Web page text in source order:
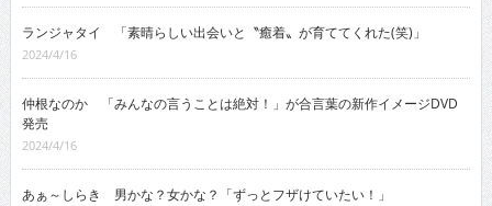
ランジャタイ 「素晴らしい出会いと〝癒着〟が育ててくれた(笑)」
2024/4/16
仲根なのか 「みんなの言うことは絶対！」が合言葉の新作イメージDVD
発売
2024/4/16
あぁ～しらき 男かな？女かな？「ずっとフザけていたい！」